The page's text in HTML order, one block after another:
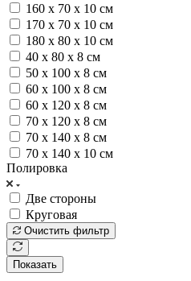
160 x 70 x 10 см
170 x 70 x 10 см
180 x 80 x 10 см
40 x 80 x 8 см
50 х 100 х 8 см
60 x 100 x 8 см
60 х 120 х 8 см
70 x 120 x 8 см
70 x 140 x 8 см
70 x 140 x 10 см
Полировка
Две стороны
Круговая
Очистить фильтр
Показать